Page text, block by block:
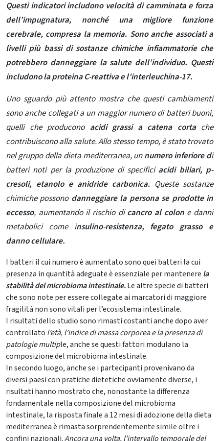
Questi indicatori includono velocità di camminata e forza
dell’impugnatura, nonché una migliore funzione
cerebrale, compresa la memoria. Sono anche associati a
livelli più bassi di sostanze chimiche infiammatorie che
potrebbero danneggiare la salute dell’individuo. Questi
includono la proteina C-reattiva e l’interleuchina-17.
Uno sguardo più attento mostra che questi cambiamenti
sono anche collegati a un maggior numero di batteri buoni,
quelli che producono acidi grassi a catena cortache
contribuiscono alla salute.Allo stesso tempo, è stato trovato
nel gruppo della dieta mediterranea, unnumero inferiore di
batteri noti per la produzione di specificiacidi biliari, p-
cresoli, etanolo e anidride carbonica. Queste sostanze
chimiche possono danneggiare la persona se prodotte in
eccesso, aumentando il rischio dicancro al colone danni
metabolici come insulino-resistenza, fegato grasso e
danno cellulare.
I batteri il cui numero è aumentato sono quei batteri la cui
presenza in quantità adeguate è essenziale per mantenere la
stabilità del microbioma intestinale.Le altre specie di batteri
che sono note per essere collegate ai marcatori di maggiore
fragilità non sono vitali per l’ecosistema intestinale.
I risultati dello studio sono rimasti costanti anche dopo aver
controllato l’età, l’indice di massa corporea e la presenza di
patologie multiple, anche se questi fattori modulano la
composizione del microbioma intestinale.
In secondo luogo, anche se i partecipanti provenivano da
diversi paesi con pratiche dietetiche ovviamente diverse, i
risultati hanno mostrato che, nonostante la differenza
fondamentale nella composizione del microbioma
intestinale, la risposta finale a 12 mesi di adozione della dieta
mediterranea è rimasta sorprendentemente simile oltre i
confini nazionali.Ancora una volta, l’intervallo temporale del